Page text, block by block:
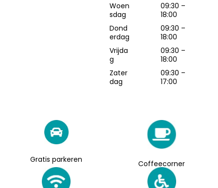
Woen
sdag
09:30 –
18:00
Dond
erdag
09:30 –
18:00
Vrijda
g
09:30 –
18:00
Zater
dag
09:30 –
17:00
Gratis parkeren Coffeecorner